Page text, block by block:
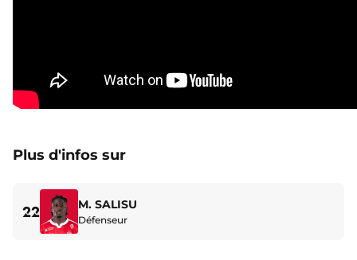
Plus d'infos sur
22 M. SALISU
Défenseur